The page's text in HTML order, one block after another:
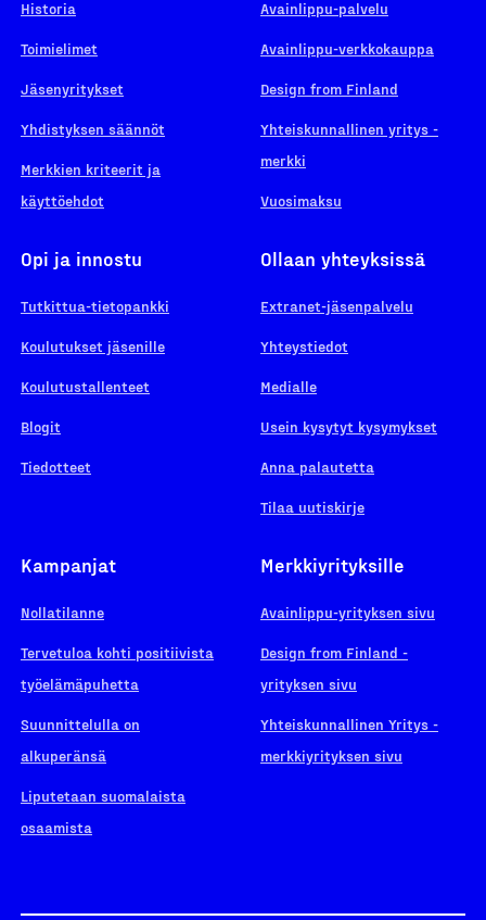
Historia
Toimielimet
Jäsenyritykset
Yhdistyksen säännöt
Merkkien kriteerit ja
käyttöehdot
Avainlippu-palvelu
Avainlippu-verkkokauppa
Design from Finland
Yhteiskunnallinen yritys -
merkki
Vuosimaksu
Opi ja innostu
Tutkittua-tietopankki
Koulutukset jäsenille
Koulutustallenteet
Blogit
Tiedotteet
Ollaan yhteyksissä
Extranet-jäsenpalvelu
Yhteystiedot
Medialle
Usein kysytyt kysymykset
Anna palautetta
Tilaa uutiskirje
Kampanjat
Nollatilanne
Tervetuloa kohti positiivista
työelämäpuhetta
Suunnittelulla on
alkuperänsä
Liputetaan suomalaista
osaamista
Merkkiyrityksille
Avainlippu-yrityksen sivu
Design from Finland -
yrityksen sivu
Yhteiskunnallinen Yritys -
merkkiyrityksen sivu